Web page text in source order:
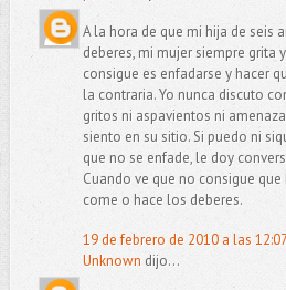
A la hora de que mi hija de seis
deberes, mi mujer siempre grita
consigue es enfadarse y hacer
la contraria. Yo nunca discuto
gritos ni aspavientos ni
siento en su sitio. Si puedo ni
que no se enfade, le doy
Cuando ve que no consigue
come o hace los deberes.
19 de febrero de 2010 a las 12:07
Unknown dijo...